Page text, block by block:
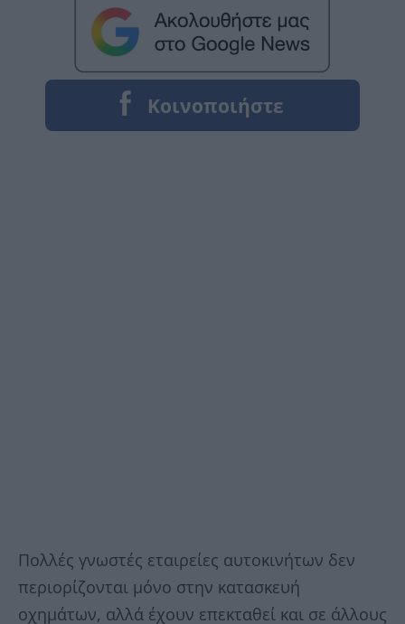
Πολλές γνωστές εταιρείες αυτοκινήτων δεν
περιορίζονται μόνο στην κατασκευή
οχημάτων, αλλά έχουν επεκταθεί και σε άλλους